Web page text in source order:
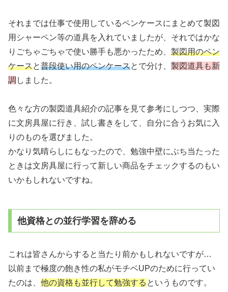
それまでは仕事で使用しているペンケースにまとめて製図
用シャーペン等の道具を入れていましたが、それではかな
りごちゃごちゃで使い勝手も悪かったため、 製図用のペン
ケースと普段使い用のペンケースとで分け、 製図道具も新
調 しました。
色々な方の製図道具紹介の記事を見て参考にしつつ、実際
に文房具屋に行き、試し書きをして、自分に合うお気に入
りのものを選びました。
かなり気晴らしにもなったので、勉強中壁にぶち当たった
ときは文房具屋に行って新しい商品をチェックするのもい
いかもしれないですね。
他資格との並行学習を辞める
これは皆さんからすると当たり前かもしれないですが…
以前まで極度の飽き性の私がモチベUPのために行ってい
たのは、 他の資格も並行して勉強する というものです。